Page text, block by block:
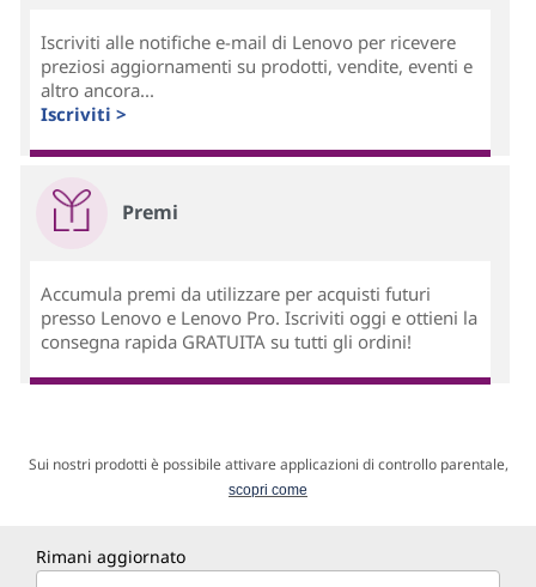
Iscriviti alle notifiche e-mail di Lenovo per ricevere
preziosi aggiornamenti su prodotti, vendite, eventi e
altro ancora...
Iscriviti >
Premi
Accumula premi da utilizzare per acquisti futuri
presso Lenovo e Lenovo Pro. Iscriviti oggi e ottieni la
consegna rapida GRATUITA su tutti gli ordini!
Sui nostri prodotti è possibile attivare applicazioni di controllo parentale,
scopri come
Rimani aggiornato